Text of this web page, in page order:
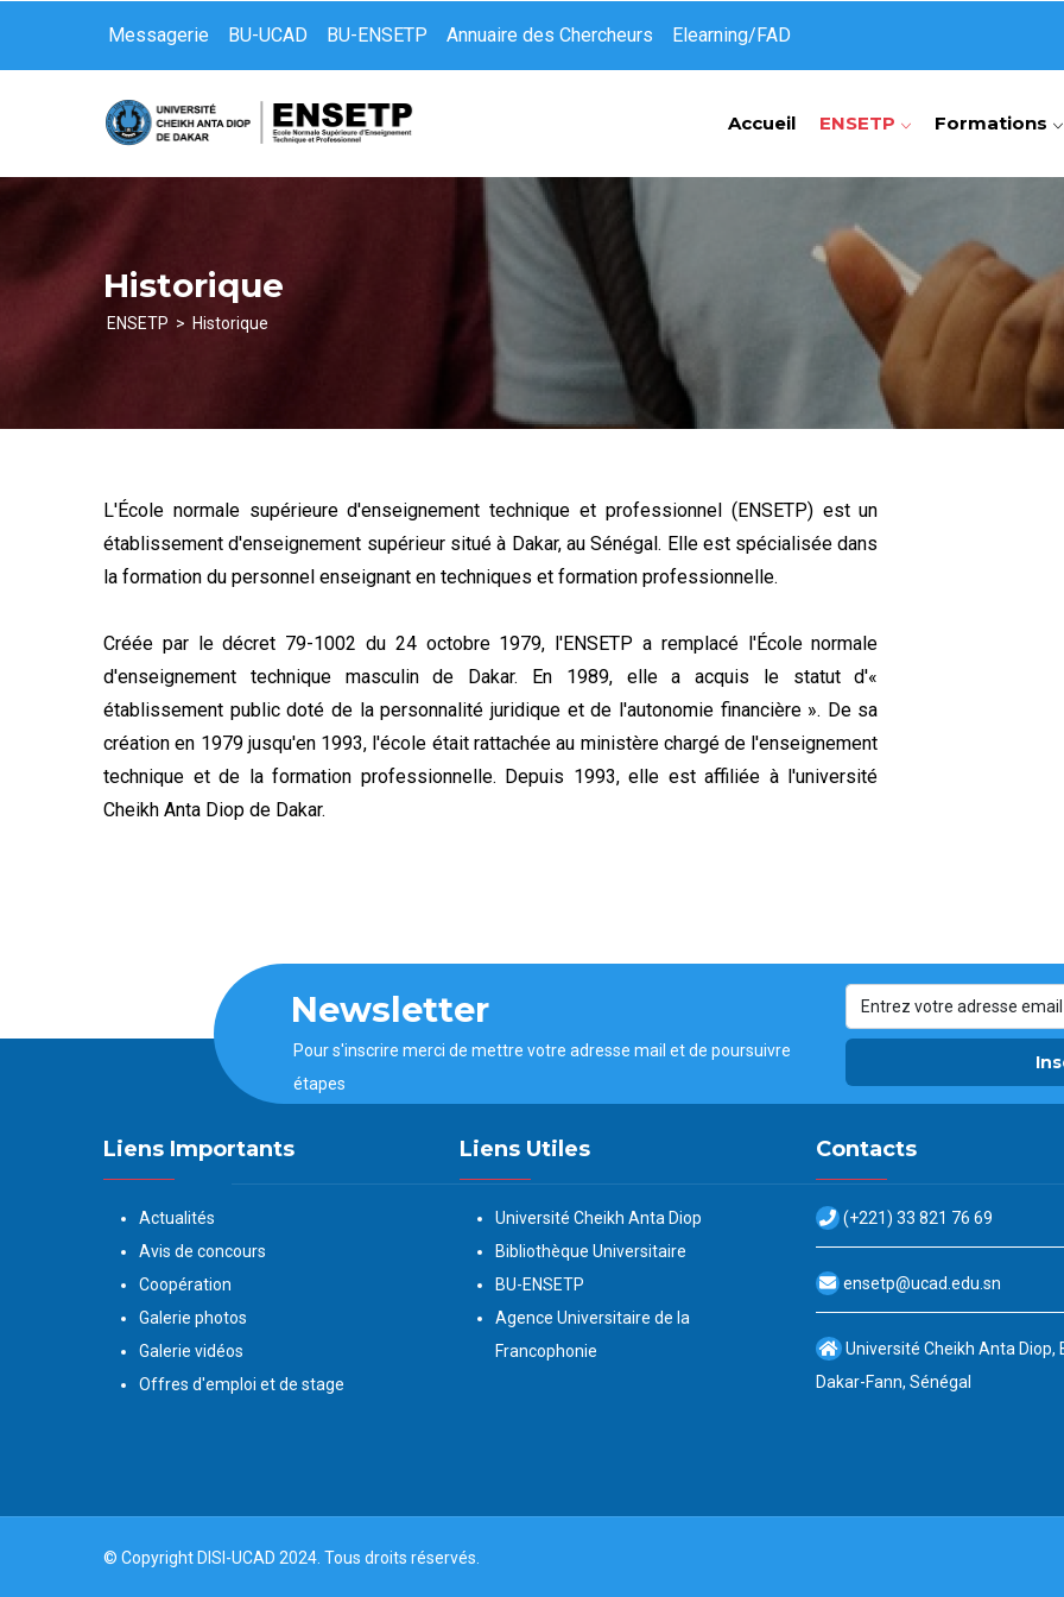
Messagerie BU-UCAD BU-ENSETP Annuaire des Chercheurs Elearning/FAD
Accueil ENSETP Formations
Historique
ENSETP Historique
L'École normale supérieure d'enseignement technique et professionnel (ENSETP) est un
établissement d'enseignement supérieur situé à Dakar, au Sénégal. Elle est spécialisée dans
la formation du personnel enseignant en techniques et formation professionnelle.
Créée par le décret 79-1002 du 24 octobre 1979, l'ENSETP a remplacé l'École normale
d'enseignement technique masculin de Dakar. En 1989, elle a acquis le statut d'«
établissement public doté de la personnalité juridique et de l'autonomie financière ». De sa
création en 1979 jusqu'en 1993, l'école était rattachée au ministère chargé de l'enseignement
technique et de la formation professionnelle. Depuis 1993, elle est affiliée à l'université
Cheikh Anta Diop de Dakar.
Newsletter
Pour s'inscrire merci de mettre votre adresse mail et de poursuivre
étapes
Liens Importants
Actualités
Avis de concours
Coopération
Galerie photos
Galerie vidéos
Offres d'emploi et de stage
Liens Utiles
Université Cheikh Anta Diop
Bibliothèque Universitaire
BU-ENSETP
Agence Universitaire de la
Francophonie
Contacts
(+221) 33 821 76 69
ensetp@ucad.edu.sn
Université Cheikh Anta Diop,
Dakar-Fann, Sénégal
© Copyright DISI -UCAD 2024. Tous droits réservés.